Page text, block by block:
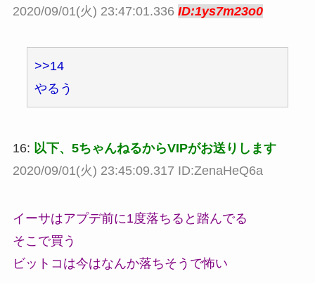
2020/09/01(火) 23:47:01.336 ID:1ys7m23o0
>>14
やるう
16: 以下、5ちゃんねるからVIPがお送りします
2020/09/01(火) 23:45:09.317 ID:ZenaHeQ6a
イーサはアプデ前に1度落ちると踏んでる
そこで買う
ビットコは今はなんか落ちそうで怖い